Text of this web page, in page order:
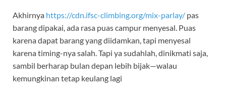
Akhirnya https://cdn.ifsc-climbing.org/mix-parlay/ pas
barang dipakai, ada rasa puas campur menyesal. Puas
karena dapat barang yang diidamkan, tapi menyesal
karena timing-nya salah. Tapi ya sudahlah, dinikmati saja,
sambil berharap bulan depan lebih bijak—walau
kemungkinan tetap keulang lagi